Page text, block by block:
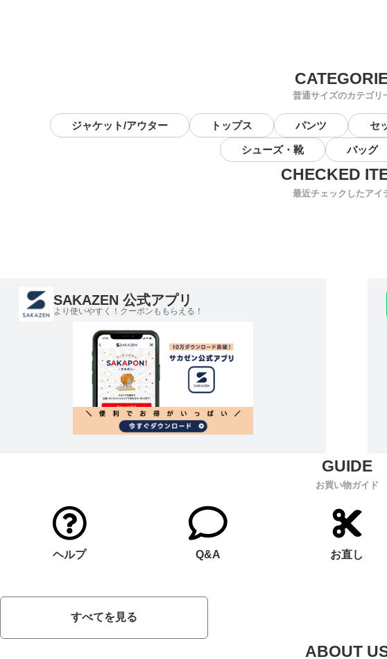
普通サイズのカテゴリ
ジャケット/アウター トップス パンツ セ
シューズ・靴 バッグ
最近チェックしたアイ
SAKAZEN 公式アプリ
より使いやすく！クーポンももらえる！
お買い物ガイド
ヘルプ Q&A お直し
すべてを見る